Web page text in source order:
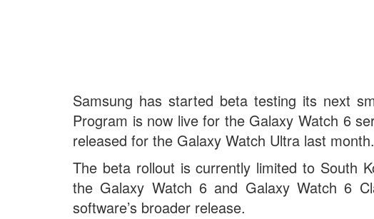
Samsung has started beta testing its next
Program is now live for the Galaxy Watch 6
released for the Galaxy Watch Ultra last month.
The beta rollout is currently limited to South
the Galaxy Watch 6 and Galaxy Watch 6
software’s broader release.